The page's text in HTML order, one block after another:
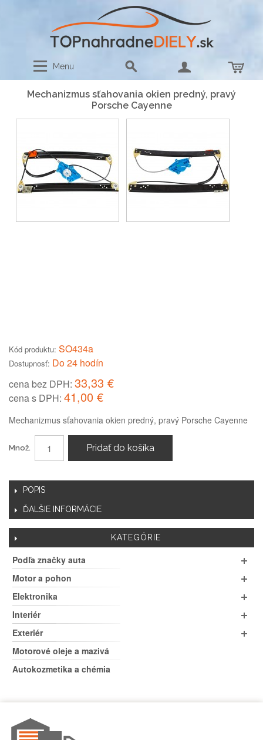
Menu
Mechanizmus sťahovania okien predný, pravý
Porsche Cayenne
Kód produktu: SO434a
Dostupnosť: Do 24 hodín
cena bez DPH: 33,33 €
cena s DPH: 41,00 €
Mechanizmus sťahovania okien predný, pravý Porsche Cayenne
Množ. Pridať do košíka
POPIS
ĎALŠIE INFORMÁCIE
KATEGÓRIE
Podľa značky auta
Motor a pohon
Elektronika
Interiér
Exteriér
Motorové oleje a mazivá
Autokozmetika a chémia